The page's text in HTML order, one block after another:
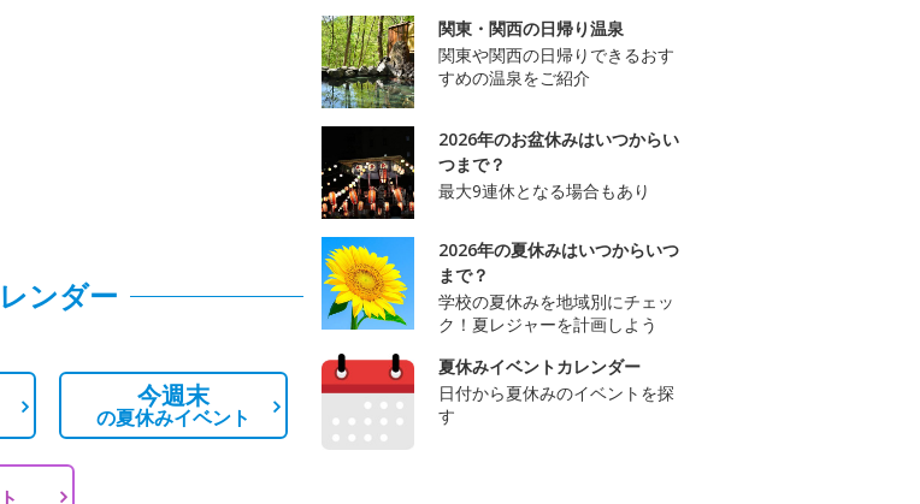
ンダー
今週末
の夏休みイベント
関東・関西の日帰り温泉
関東や関西の日帰りできるおす
すめの温泉をご紹介
2026年のお盆休みはいつからい
つまで？
最大9連休となる場合もあり
2026年の夏休みはいつからいつ
まで？
学校の夏休みを地域別にチェッ
ク！夏レジャーを計画しよう
夏休みイベントカレンダー
日付から夏休みのイベントを探
す